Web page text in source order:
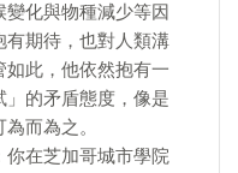
化與物種減少等因
有期待，也對人類溝
此，他依然抱有一
的矛盾態度，像是
而為之。
你在芝加哥城市學院